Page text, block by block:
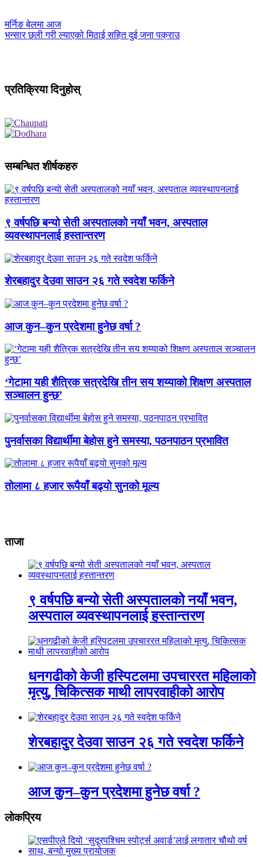
मर्निङ बेलमा आज
भन्सार छली गरी ल्याएको मिठाई सहित दुई जना पक्राउ
प्रतिक्रिया दिनुहोस्
सम्बन्धित शीर्षकहरु
९ वर्षपछि बन्यो सेती अस्पतालको नयाँ भवन, अस्पताल
व्यवस्थापनलाई हस्तान्तरण
शेरबहादुर देउवा साउन २६ गते स्वदेश फर्किने
आज कुन–कुन प्रदेशमा हुनेछ वर्षा ?
‘गेटामा यही शैत्रिक सत्रदेखि तीन सय शय्याको शिक्षण अस्पताल
सञ्चालन हुन्छ’
पुनर्वासका विद्यार्थीमा बेहोस हुने समस्या, पठनपाठन प्रभावित
तोलामा ८ हजार रूपैयाँ बढ्यो सुनको मूल्य
ताजा
९ वर्षपछि बन्यो सेती अस्पतालको नयाँ भवन,
अस्पताल व्यवस्थापनलाई हस्तान्तरण
धनगढीको केजी हस्पिटलमा उपचाररत महिलाको
मृत्यु, चिकित्सक माथी लापरवाहीको आरोप
शेरबहादुर देउवा साउन २६ गते स्वदेश फर्किने
आज कुन–कुन प्रदेशमा हुनेछ वर्षा ?
लाेकप्रिय